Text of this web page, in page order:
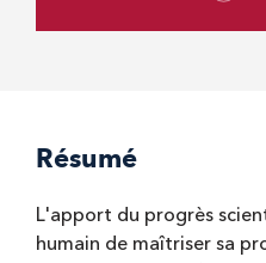
Résumé
L'apport du progrès
humain de maîtriser sa